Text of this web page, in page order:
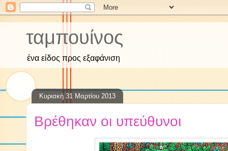
ταμπουίνος
ένα είδος προς εξαφάνιση
Κυριακή 31 Μαρτίου 2013
Βρέθηκαν οι υπεύθυνοι